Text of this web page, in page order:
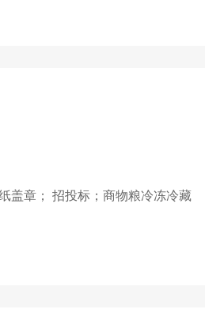
盖章； 招投标；商物粮冷冻冷藏